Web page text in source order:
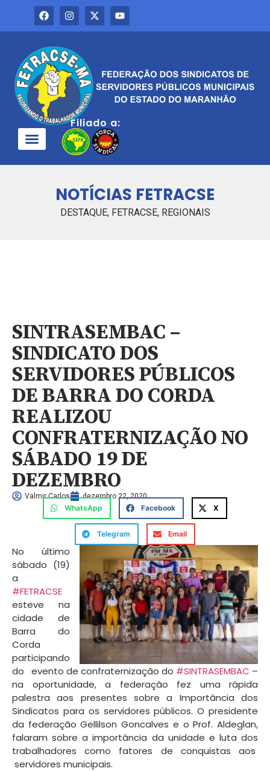
Filiado a:
NOTÍCIAS FETRACSE
DESTAQUE, FETRACSE, REGIONAIS
SINTRASEMBAC –
SINDICATO DOS
SERVIDORES PÚBLICOS
DE BARRA DO CORDA
REALIZOU
CONFRATERNIZAÇÃO NO
SÁBADO 19 DE
DEZEMBRO
Valmir Carlos dezembro 22, 2020
WhatsApp Facebook X
Telegram Email
No último
sábado (19)
a
#FETRACSE
esteve na
cidade de
Barra do
Corda
participando
do evento de confraternização do #SINTRASEMBAC –
na oportunidade, a federação fez uma rápida
palestra aos presentes sobre a Importância dos
Sindicatos para os servidores públicos. O presidente
da federação Gellilson Goncalves e o Prof. Aldeglan,
falaram sobre a importância da unidade e luta dos
trabalhadores como fatores de conquistas aos
servidores municipais.